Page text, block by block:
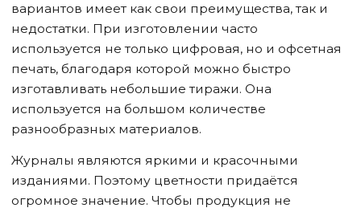
вариантов имеет как свои преимущества, так и
недостатки. При изготовлении часто
используется не только цифровая, но и офсетная
печать, благодаря которой можно быстро
изготавливать небольшие тиражи. Она
используется на большом количестве
разнообразных материалов.
Журналы являются яркими и красочными
изданиями. Поэтому цветности придаётся
огромное значение. Чтобы продукция не